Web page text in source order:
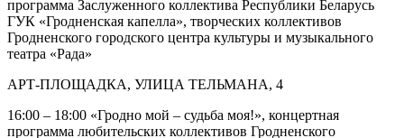
программа Заслуженного коллектива Республики Беларусь
ГУК «Гродненская капелла», творческих коллективов
Гродненского городского центра культуры и музыкального
театра «Рада»
АРТ-ПЛОЩАДКА, УЛИЦА ТЕЛЬМАНА, 4
16:00 – 18:00 «Гродно мой – судьба моя!», концертная
программа любительских коллективов Гродненского